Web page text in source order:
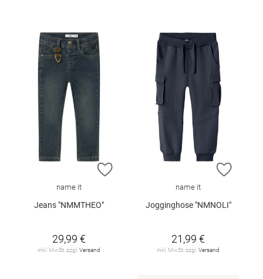
ZUR WUNSCHLISTE HINZUFÜGEN
name it
Jeans "NMMTHEO"
29,99 €
inkl. MwSt. zzgl. Versand
ZUR
name it
Jogginghose "NMNOLI"
21,99 €
inkl. MwSt. zzgl. Versand